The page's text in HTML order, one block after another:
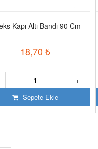
Kapı Altı Bandı 90 Cm
18,70 ₺
+
Sepete Ekle